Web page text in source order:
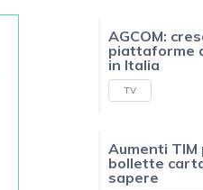
AGCOM:
piattaforme
in Italia
TV
Aumenti TIM
bollette
sapere